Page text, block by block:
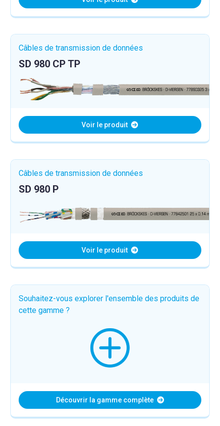
Câbles de transmission de données
SD 980 CP TP
Voir le produit
Câbles de transmission de données
SD 980 P
Voir le produit
Souhaitez-vous explorer l'ensemble des produits de
cette gamme ?
Découvrir la gamme complète